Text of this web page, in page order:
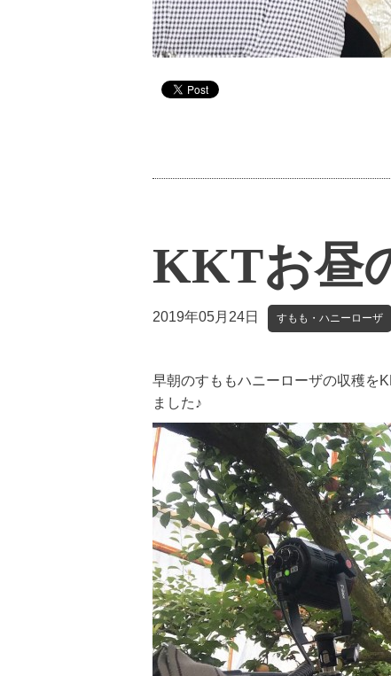
KKTお昼
2019年05月24日 すもも・ハニーローザ
早朝のすももハニーローザの収穫を
ました♪